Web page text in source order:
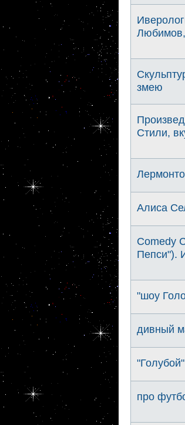
змею
Стили,
Алиса
Comedy
"шоу
дивный
про